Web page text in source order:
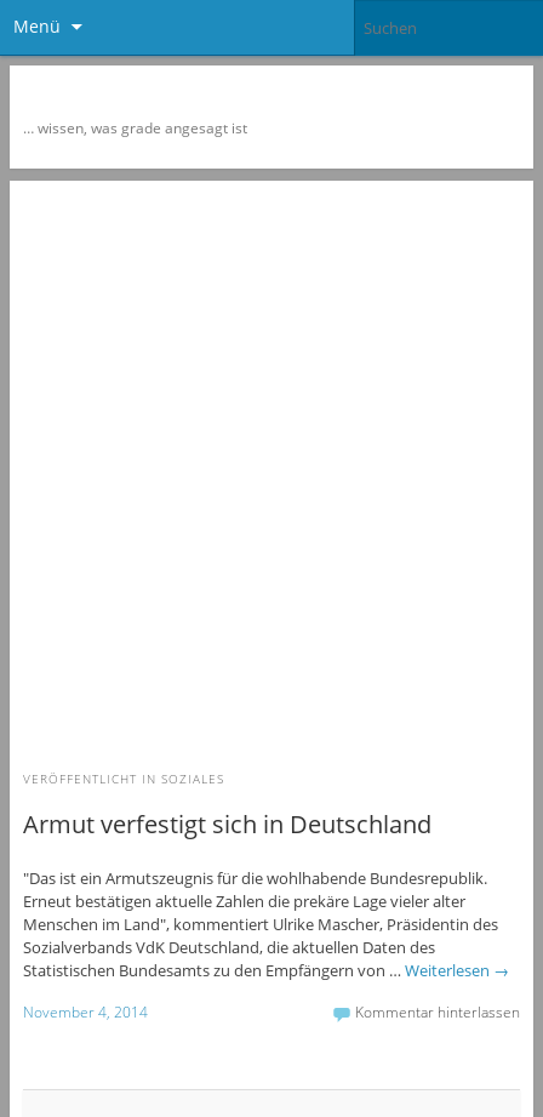
Menü
… wissen, was grade angesagt ist
VERÖFFENTLICHT IN SOZIALES
Armut verfestigt sich in Deutschland
"Das ist ein Armutszeugnis für die wohlhabende Bundesrepublik.
Erneut bestätigen aktuelle Zahlen die prekäre Lage vieler alter
Menschen im Land", kommentiert Ulrike Mascher, Präsidentin des
Sozialverbands VdK Deutschland, die aktuellen Daten des
Statistischen Bundesamts zu den Empfängern von … Weiterlesen →
November 4, 2014 Kommentar hinterlassen